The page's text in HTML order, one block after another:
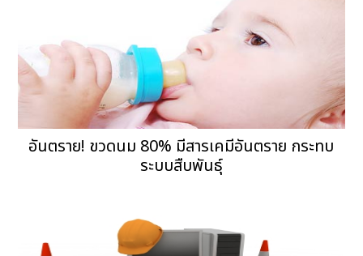
อันตราย! ขวดนม 80% มีสารเคมีอันตราย กระทบ
ระบบสืบพันธุ์